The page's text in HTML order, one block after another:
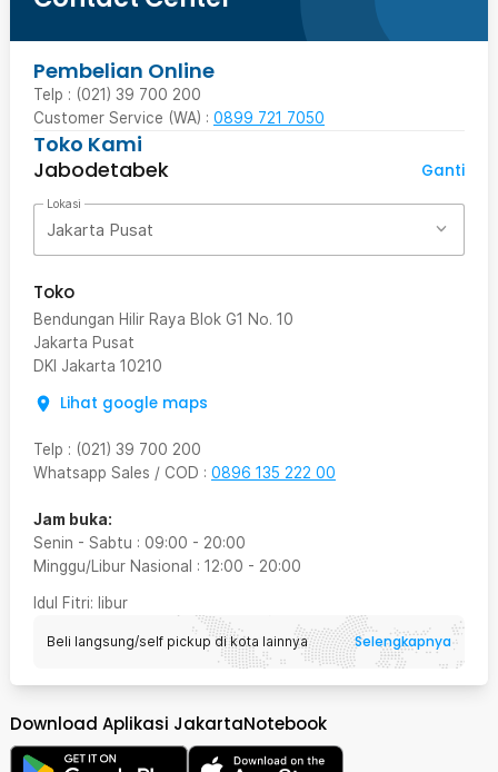
Pembelian Online
Telp : (021) 39 700 200
Customer Service (WA) : 0899 721 7050
Toko Kami
Jabodetabek
Ganti
Lokasi
Jakarta Pusat
Toko
Bendungan Hilir Raya Blok G1 No. 10
Jakarta Pusat
DKI Jakarta 10210
Lihat google maps
Telp : (021) 39 700 200
Whatsapp Sales / COD : 0896 135 222 00
Jam buka:
Senin - Sabtu : 09:00 - 20:00
Minggu/Libur Nasional : 12:00 - 20:00
Idul Fitri: libur
Beli langsung/self pickup di kota lainnya Selengkapnya
Download Aplikasi JakartaNotebook